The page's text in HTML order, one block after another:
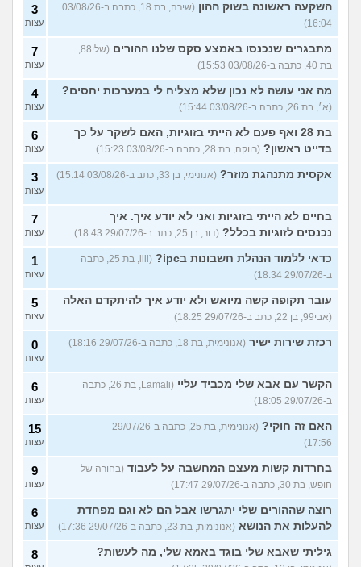
השקעה ראשונה בשוק ההון
(שירה, בת 18, כתבה ב-03/08/26
16:04)
3
עצות
מתבגרים שנכנסו באמצע סקס שלנו ההורים
(שלי88,
בת 40, כתבה ב-03/08/26 15:53)
7
עצות
מה אני עושה לא נכון שלא מצליח לי במערכות יחסים?
(א׳, בת 26, כתבה ב-03/08/26 15:44)
4
עצות
בת 28 ואף פעם לא הייתי בזוגיות, האם לשקר על כך
בדייט ראשון? (רווקה, בת 28, כתבה ב-03/08/26 15:23)
6
עצות
אקסית מתנהגת מוזר? (אנונימי, בן 33, כתב ב-03/08/26 15:14) 3
עצות
בחיים לא הייתי בזוגיות ואני לא יודע איך. איך
נכנסים לזוגיות בכלל? (דור, בן 25, כתב ב-29/07/26 18:43)
7
עצות
כדאי ללמוד הנהלת חשבונות בipc?
(lili, בת 25, כתבה
ב-29/07/26 18:34)
1
עצות
עובר תקופה קשה מיואש ולא יודע איך להיתקדם האלה
(אבי99, בן 22, כתב ב-29/07/26 18:25)
5
עצות
רכזת שירות ישיר (אנונימית, בת 18, כתבה ב-29/07/26 18:16) 0
עצות
הקשר עם אבא שלי מכביד עליי
(Lamali, בת 26, כתבה
ב-29/07/26 18:05)
6
עצות
האם זה חוקי?
(אנונימית, בת 25, כתבה ב-29/07/26
17:56)
15
עצות
בחרדות קשות מעצם המחשבה על לעבוד (בחורה של
חופש, בת 30, כתבה ב-29/07/26 17:47)
9
עצות
רוצה שההורים שלי יתגרשו אבל הם לא וגם מפחדת
להעלות את הנושא (אנונימית, בת 23, כתבה ב-29/07/26 17:36)
6
עצות
גיליתי שאבא שלי בוגד באמא שלי, מה לעשות? 8